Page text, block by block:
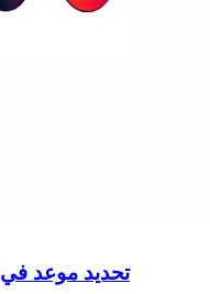
تحديد موعد